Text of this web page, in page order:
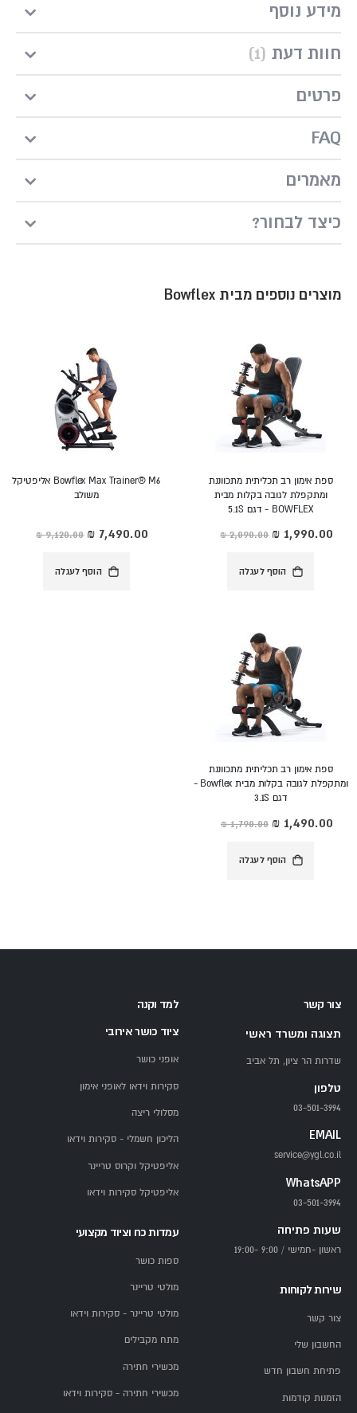
מידע נוסף
1 חוות דעת
פרטים
FAQ
מאמרים
?כיצד לבחור
מוצרים נוספים מבית Bowflex
ספת אימון רב תכליתית מתכווננת
ומתקפלת לגובה בקלות מבית
BOWFLEX - דגם 5.1S
‏2,090.00 ₪ מחיר
מיוחד
הוסף לעגלה
Bowflex Max Trainer® M6 אליפטיקל
משולב
‏9,120.00 ₪ מחיר
מיוחד
הוסף לעגלה
ספת אימון רב תכליתית מתכווננת
ומתקפלת לגובה בקלות מבית Bowflex -
דגם 3.1S
‏1,790.00 ₪ מחיר
מיוחד
הוסף לעגלה
צור קשר
תצוגה ומשרד ראשי
שדרות הר ציון, תל אביב
טלפון
03-501-3994
EMAIL
service@ygl.co.il
WhatsAPP
03-501-3994
שעות פתיחה
ראשון -חמישי / 9:00 -19:00
שירות לקוחות
צור קשר
החשבון שלי
פתיחת חשבון חדש
הזמנות קודמות
למד וקנה
ציוד כושר אירובי
אופני כושר
סקירות וידאו לאופני אימון
מסלולי ריצה
הליכון חשמלי - סקירות וידאו
אליפטיקל וקרוס טריינר
אליפטיקל סקירות וידאו
עמדות כח וציוד מקצועי
ספות כושר
מולטי טריינר
מולטי טריינר - סקירות וידאו
מתח מקבילים
מכשירי חתירה
מכשירי חתירה - סקירות וידאו